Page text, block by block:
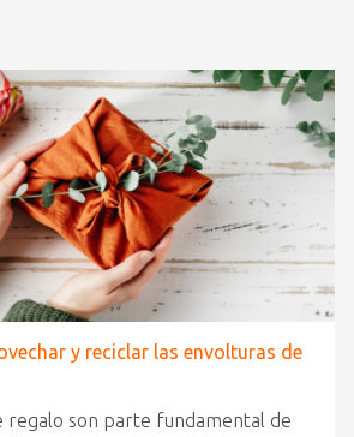
y reciclar las envolturas de
regalo son parte fundamental de